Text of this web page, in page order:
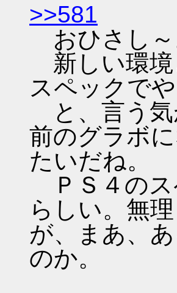
>>581
おひさし～
新しい環境
スペックで
と、言う気
前のグラボ
たいだね。
ＰＳ４のス
らしい。無
が、まあ、
のか。